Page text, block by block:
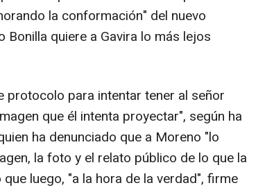
la conformación" del nuevo
quiere a Gavira lo más lejos
protocolo para intentar tener al señor
que él intenta proyectar", según ha
ha denunciado que a Moreno "lo
la foto y el relato público de lo que la
luego, "a la hora de la verdad", firme